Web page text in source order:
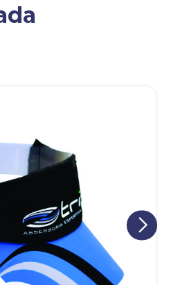
comunicações.
a proteger e respeitar
seus dados apenas para fins
alterar suas preferências a
conversa